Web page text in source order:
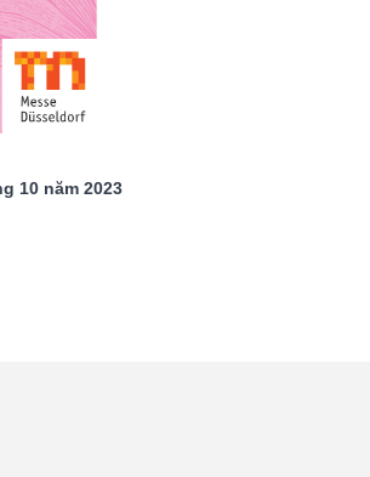
10 năm 2023